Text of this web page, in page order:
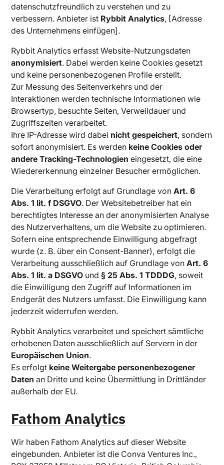
datenschutzfreundlich zu verstehen und zu
verbessern. Anbieter ist Rybbit Analytics, [Adresse
des Unternehmens einfügen].
Rybbit Analytics erfasst Website-Nutzungsdaten
anonymisiert. Dabei werden keine Cookies gesetzt
und keine personenbezogenen Profile erstellt.
Zur Messung des Seitenverkehrs und der
Interaktionen werden technische Informationen wie
Browsertyp, besuchte Seiten, Verweildauer und
Zugriffszeiten verarbeitet.
Ihre IP-Adresse wird dabei nicht gespeichert, sondern
sofort anonymisiert. Es werden keine Cookies oder
andere Tracking-Technologien eingesetzt, die eine
Wiedererkennung einzelner Besucher ermöglichen.
Die Verarbeitung erfolgt auf Grundlage vonArt. 6
Abs. 1 lit. f DSGVO. Der Websitebetreiber hat ein
berechtigtes Interesse an der anonymisierten Analyse
des Nutzerverhaltens, um die Website zu optimieren.
Sofern eine entsprechende Einwilligung abgefragt
wurde (z. B. über ein Consent-Banner), erfolgt die
Verarbeitung ausschließlich auf Grundlage vonArt. 6
Abs. 1 lit. a DSGVO und§ 25 Abs. 1 TDDDG, soweit
die Einwilligung den Zugriff auf Informationen im
Endgerät des Nutzers umfasst. Die Einwilligung kann
jederzeit widerrufen werden.
Rybbit Analytics verarbeitet und speichert sämtliche
erhobenen Daten ausschließlich auf Servern in der
Europäischen Union.
Es erfolgt keine Weitergabe personenbezogener
Daten an Dritte und keine Übermittlung in Drittländer
außerhalb der EU.
Fathom Analytics
Wir haben Fathom Analytics auf dieser Website
eingebunden. Anbieter ist die Conva Ventures Inc.,